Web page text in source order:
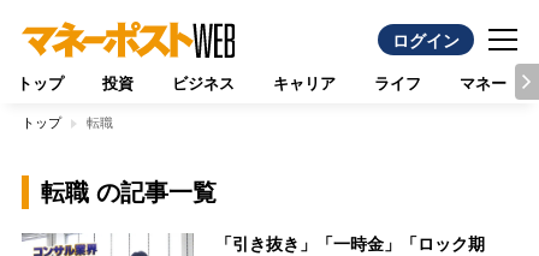
ログイン
トップ 投資 ビジネス キャリア ライフ マネー
トップ 転職
転職 の記事一覧
「引き抜き」「一時金」「ロック期